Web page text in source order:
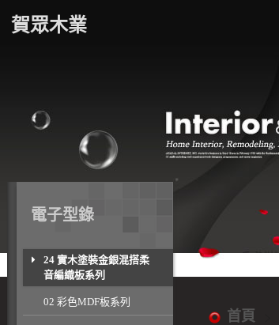
賀眾木業
電子型錄
24 實木塗裝金銀混搭柔
音編織板系列
02 彩色MDF板系列
首頁